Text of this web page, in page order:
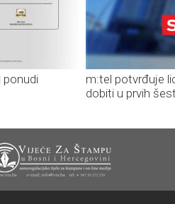
ponudi
m:tel potvrđuje
dobiti u prvih